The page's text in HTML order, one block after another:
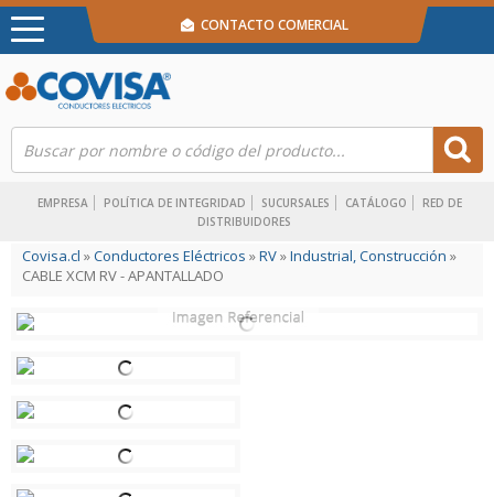
EMPRESA POLÍTICA DE INTEGRIDAD SUCURSALES CATÁLOGO
RED DE
DISTRIBUIDORES
CONTACTO COMERCIAL
Covisa.cl »Conductores Eléctricos »RV»Industrial, Construcción »
CABLE XCM RV - APANTALLADO